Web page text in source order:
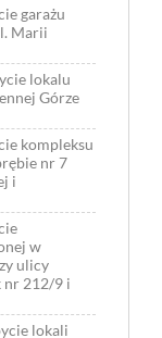
garażu
Marii
lokalu
Górze
kompleksu
nr 7
i
w
ulicy
nr 212/9 i
lokali